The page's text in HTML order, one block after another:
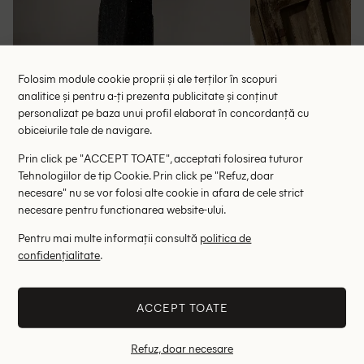
Rochie lunga Missguided, negru
124.50 lei
RRP: 249.00 lei
L
Rochie lunga
Altii au fost interesati de
Folosim module cookie proprii și ale terților în scopuri
analitice și pentru a-ți prezenta publicitate și conținut
personalizat pe baza unui profil elaborat în concordanță cu
obiceiurile tale de navigare.
Prin click pe "ACCEPT TOATE", acceptati folosirea tuturor
Tehnologiilor de tip Cookie. Prin click pe "Refuz, doar
necesare" nu se vor folosi alte cookie in afara de cele strict
necesare pentru functionarea website-ului.
Pentru mai multe informații consultă politica de
confidențialitate.
ACCEPT TOATE
Refuz, doar necesare